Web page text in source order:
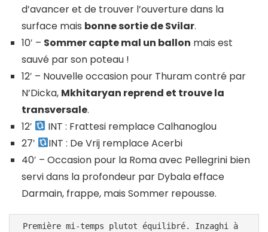
d’avancer et de trouver l’ouverture dans la
surface mais bonne sortie de Svilar.
10′ – Sommer capte mal un ballon mais est
sauvé par son poteau !
12′ – Nouvelle occasion pour Thuram contré par
N’Dicka, Mkhitaryan reprend et trouve la
transversale.
12′
INT : Frattesi remplace Calhanoglou
27′
INT : De Vrij remplace Acerbi
40′ – Occasion pour la Roma avec Pellegrini bien
servi dans la profondeur par Dybala efface
Darmain, frappe, mais Sommer repousse.
Première mi-temps plutot équilibré. Inzaghi à